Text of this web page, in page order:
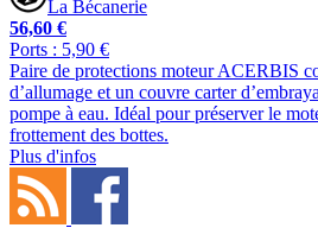
La Bécanerie
56,60 €
Ports : 5,90 €
Paire de protections moteur ACERBIS
d’allumage et un couvre carter
pompe à eau. Idéal pour préserver le
frottement des bottes.
Plus d'infos